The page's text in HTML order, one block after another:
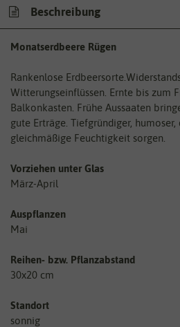
Beschreibung
Monatserdbeere Rügen
Rankenlose
Witterungseinflüssen. Ernte bis zum
Balkonkasten. Frühe Aussaaten
gute Erträge. Tiefgründiger,
gleichmäßige Feuchtigkeit sorgen.
Vorziehen unter Glas
März-April
Auspflanzen
Mai
Reihen- bzw. Pflanzabstand
30x20 cm
Standort
sonnig